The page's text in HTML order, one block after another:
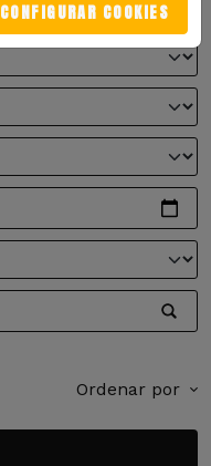
Ordenar por
CONFIGURAR COOKIES